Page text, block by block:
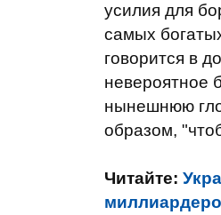
усилия для
самых
говорится в
невероятное
нынешнюю
образом,
Читайте: